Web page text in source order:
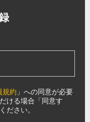
規約 」への同意が必要
ける場合「同意す
ださい。